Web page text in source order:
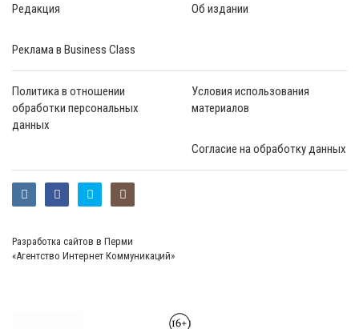
Редакция Об издании
Реклама в Business Class
Политика в отношении
обработки персональных
данных
Условия использования
материалов
Согласие на обработку данных
Разработка сайтов в Перми
«Агентство Интернет Коммуникаций»